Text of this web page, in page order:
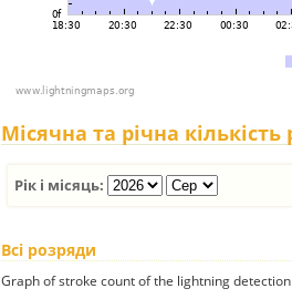
Місячна та річна кількість
Рік і місяць:
Всі розряди
Graph of stroke count of the lightning